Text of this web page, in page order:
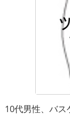
10代男性、バ